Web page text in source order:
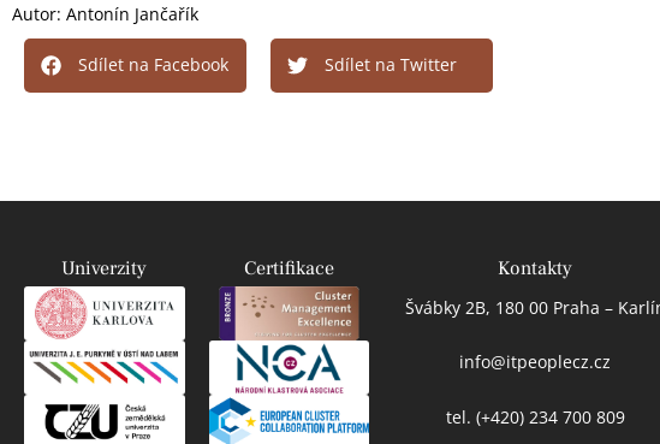
Autor: Antonín Jančařík
Sdílet na Facebook Sdílet na Twitter
Univerzity Certifikace Kontakty
Švábky 2B, 180 00 Praha –
info@itpeoplecz.cz
tel. (+420) 234 700 809